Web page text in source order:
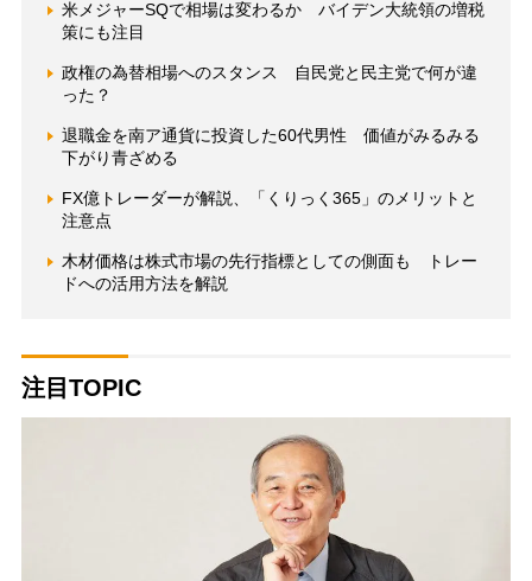
米メジャーSQで相場は変わるか バイデン大統領の増税
策にも注目
政権の為替相場へのスタンス 自民党と民主党で何が違
った？
退職金を南ア通貨に投資した60代男性 価値がみるみる
下がり青ざめる
FX億トレーダーが解説、「くりっく365」のメリットと
注意点
木材価格は株式市場の先行指標としての側面も トレー
ドへの活用方法を解説
注目TOPIC